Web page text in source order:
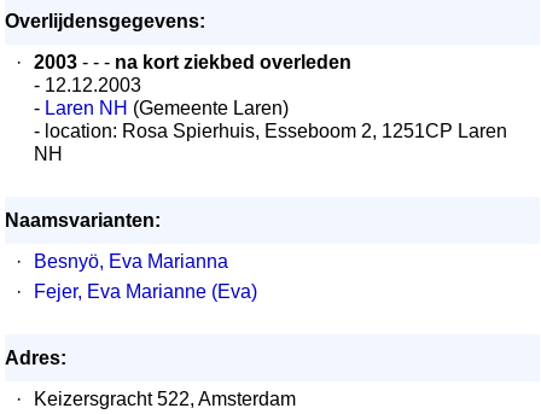
Overlijdensgegevens:
·
2003 - - - na kort ziekbed overleden
- 12.12.2003
- Laren NH (Gemeente Laren)
- location: Rosa Spierhuis, Esseboom 2, 1251CP Laren
NH
Naamsvarianten:
·
Besnyö, Eva Marianna
·
Fejer, Eva Marianne (Eva)
Adres:
·
Keizersgracht 522, Amsterdam